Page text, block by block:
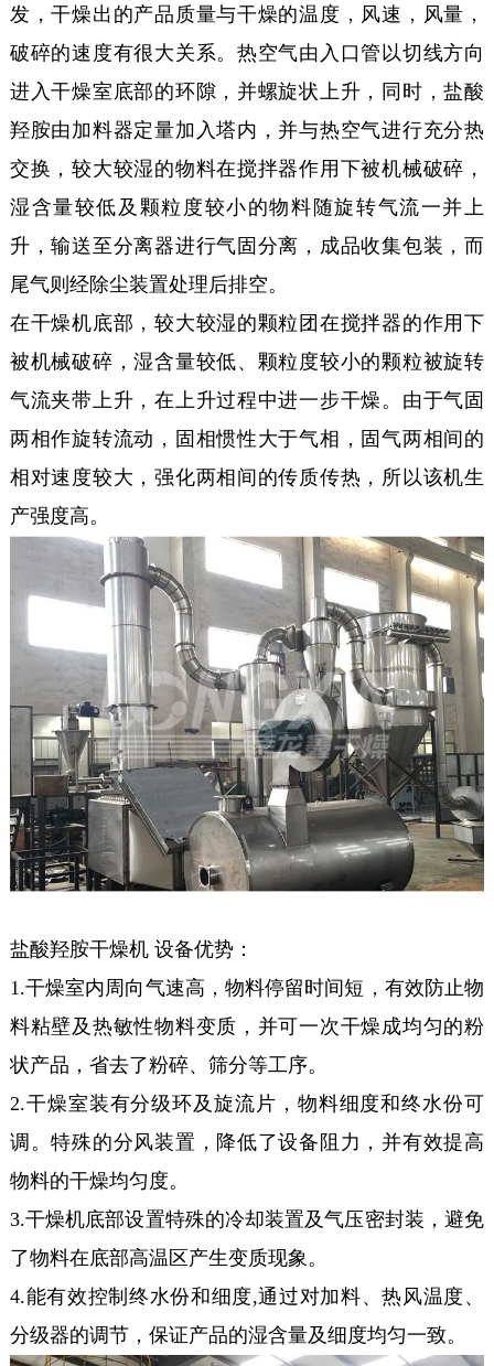
发，干燥出的产品质量与干燥的温度，风速，风量，
破碎的速度有很大关系。热空气由入口管以切线方向
进入干燥室底部的环隙，并螺旋状上升，同时，盐酸
羟胺由加料器定量加入塔内，并与热空气进行充分热
交换，较大较湿的物料在搅拌器作用下被机械破碎，
湿含量较低及颗粒度较小的物料随旋转气流一并上
升，输送至分离器进行气固分离，成品收集包装，而
尾气则经除尘装置处理后排空。
在干燥机底部，较大较湿的颗粒团在搅拌器的作用下
被机械破碎，湿含量较低、颗粒度较小的颗粒被旋转
气流夹带上升，在上升过程中进一步干燥。由于气固
两相作旋转流动，固相惯性大于气相，固气两相间的
相对速度较大，强化两相间的传质传热，所以该机生
产强度高。
盐酸羟胺干燥机 设备优势：
1.干燥室内周向气速高，物料停留时间短，有效防止物
料粘壁及热敏性物料变质，并可一次干燥成均匀的粉
状产品，省去了粉碎、筛分等工序。
2.干燥室装有分级环及旋流片，物料细度和终水份可
调。特殊的分风装置，降低了设备阻力，并有效提高
物料的干燥均匀度。
3.干燥机底部设置特殊的冷却装置及气压密封装，避免
了物料在底部高温区产生变质现象。
4.能有效控制终水份和细度,通过对加料、热风温度、
分级器的调节，保证产品的湿含量及细度均匀一致。